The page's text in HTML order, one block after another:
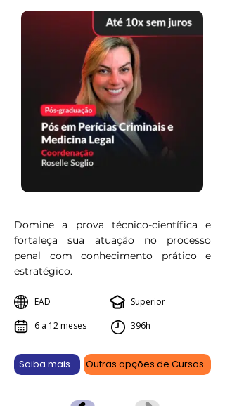
Domine a prova técnico-científica e
fortaleça sua atuação no processo
penal com conhecimento prático e
estratégico.
EAD
6 a 12 meses
Superior
396h
Saiba mais Outras opções de Cursos